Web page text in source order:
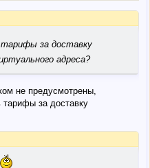
за доставку
адреса?
не предусмотрены,
тарифы за доставку